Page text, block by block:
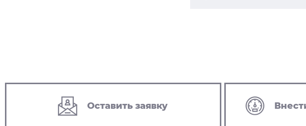
Оставить заявку